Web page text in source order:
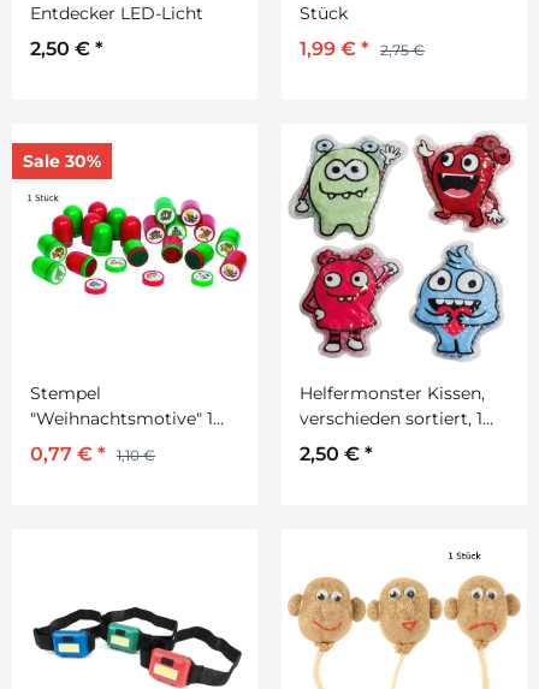
Entdecker LED-Licht
2,50 € *
Stück
1,99 € * 2,75 €
Sale 30%
Stempel
"Weihnachtsmotive" 1
Stück aus Kunststoff
0,77 € * 1,10 €
Helfermonster Kissen,
verschieden sortiert, 1
Stück, von beleduc
2,50 € *